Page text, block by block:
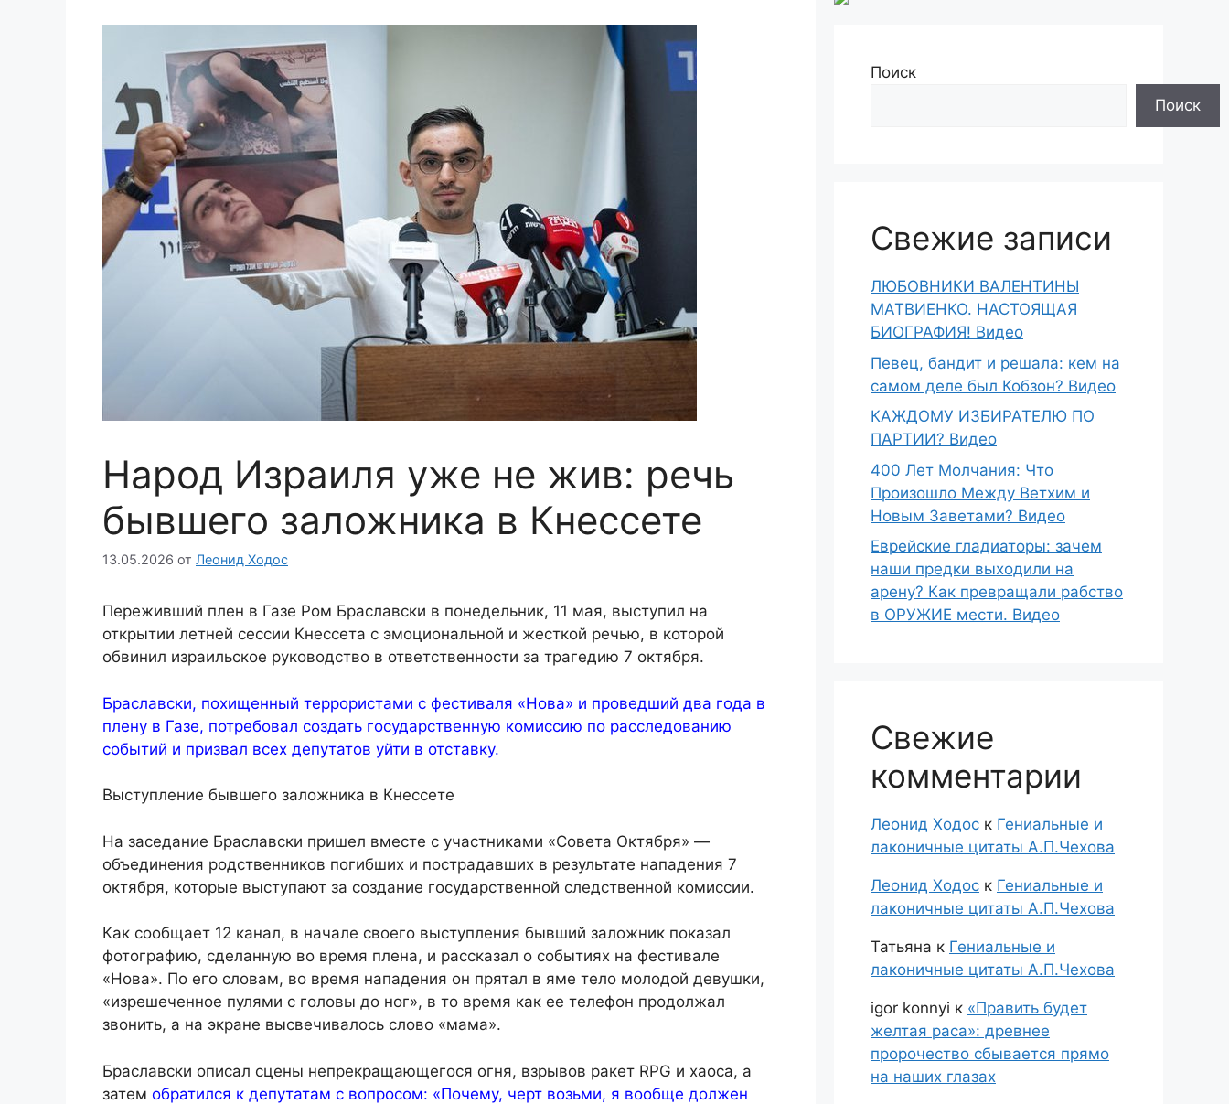
Народ Израиля уже не жив: речь
бывшего заложника в Кнессете
13.05.2026 от Леонид Ходос
Переживший плен в Газе Ром Браславски в понедельник, 11 мая, выступил на
открытии летней сессии Кнессета с эмоциональной и жесткой речью, в которой
обвинил израильское руководство в ответственности за трагедию 7 октября.
Браславски, похищенный террористами с фестиваля «Нова» и проведший два года в
плену в Газе, потребовал создать государственную комиссию по расследованию
событий и призвал всех депутатов уйти в отставку.
Выступление бывшего заложника в Кнессете
На заседание Браславски пришел вместе с участниками «Совета Октября» —
объединения родственников погибших и пострадавших в результате нападения 7
октября, которые выступают за создание государственной следственной комиссии.
Как сообщает 12 канал, в начале своего выступления бывший заложник показал
фотографию, сделанную во время плена, и рассказал о событиях на фестивале
«Нова». По его словам, во время нападения он прятал в яме тело молодой девушки,
«изрешеченное пулями с головы до ног», в то время как ее телефон продолжал
звонить, а на экране высвечивалось слово «мама».
Браславски описал сцены непрекращающегося огня, взрывов ракет RPG и хаоса, а
затем обратился к депутатам с вопросом: «Почему, черт возьми, я вообще должен
Поиск
Поиск
Свежие записи
ЛЮБОВНИКИ ВАЛЕНТИНЫ
МАТВИЕНКО. НАСТОЯЩАЯ
БИОГРАФИЯ! Видео
Певец, бандит и решала: кем на
самом деле был Кобзон? Видео
КАЖДОМУ ИЗБИРАТЕЛЮ ПО
ПАРТИИ? Видео
400 Лет Молчания: Что
Произошло Между Ветхим и
Новым Заветами? Видео
Еврейские гладиаторы: зачем
наши предки выходили на
арену? Как превращали рабство
в ОРУЖИЕ мести. Видео
Свежие
комментарии
Леонид Ходос к Гениальные и
лаконичные цитаты А.П.Чехова
Леонид Ходос к Гениальные и
лаконичные цитаты А.П.Чехова
Татьяна к Гениальные и
лаконичные цитаты А.П.Чехова
igor konnyi к «Править будет
желтая раса»: древнее
пророчество сбывается прямо
на наших глазах